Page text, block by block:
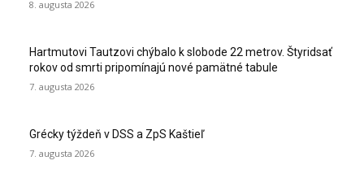
8. augusta 2026
Hartmutovi Tautzovi chýbalo k slobode 22 metrov. Štyridsať
rokov od smrti pripomínajú nové pamätné tabule
7. augusta 2026
Grécky týždeň v DSS a ZpS Kaštieľ
7. augusta 2026